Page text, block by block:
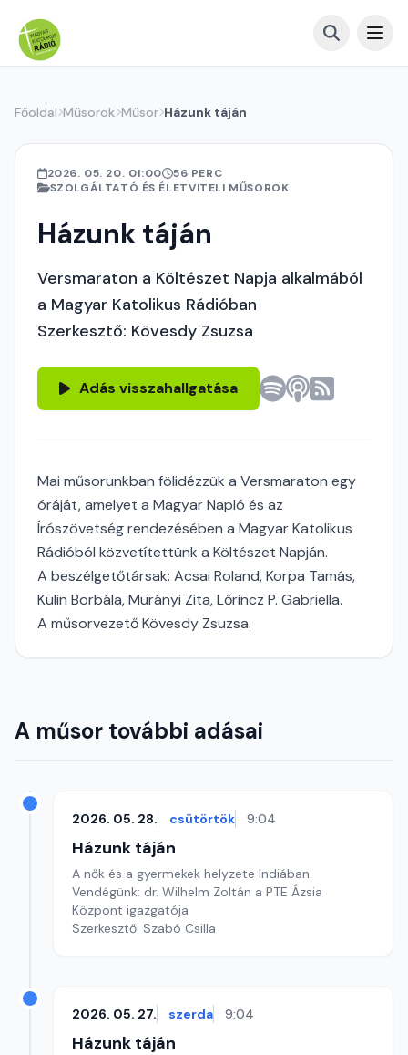
Főoldal Műsorok Műsor Házunk táján
2026. 05. 20. 01:00
56 PERC
SZOLGÁLTATÓ ÉS ÉLETVITELI MŰSOROK
Házunk táján
Versmaraton a Költészet Napja alkalmából
a Magyar Katolikus Rádióban
Szerkesztő: Kövesdy Zsuzsa
Adás visszahallgatása
Mai műsorunkban fölidézzük a Versmaraton egy
óráját, amelyet a Magyar Napló és az
Írószövetség rendezésében a Magyar Katolikus
Rádióból közvetítettünk a Költészet Napján.
A beszélgetőtársak: Acsai Roland, Korpa Tamás,
Kulin Borbála, Murányi Zita, Lőrincz P. Gabriella.
A műsorvezető Kövesdy Zsuzsa.
A műsor további adásai
2026. 05. 28. csütörtök 9:04
Házunk táján
A nők és a gyermekek helyzete Indiában.
Vendégünk: dr. Wilhelm Zoltán a PTE Ázsia
Központ igazgatója
Szerkesztő: Szabó Csilla
2026. 05. 27. szerda 9:04
Házunk táján